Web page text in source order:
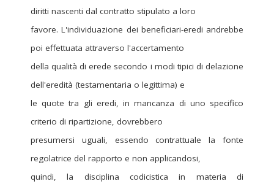
diritti nascenti dal contratto stipulato a loro
favore. L'individuazione dei beneficiari-eredi andrebbe
poi effettuata attraverso l'accertamento
della qualità di erede secondo i modi tipici di delazione
dell'eredità (testamentaria o legittima) e
le quote tra gli eredi, in mancanza di uno specifico
criterio di ripartizione, dovrebbero
presumersi uguali, essendo contrattuale la fonte
regolatrice del rapporto e non applicandosi,
quindi, la disciplina codicistica in materia di